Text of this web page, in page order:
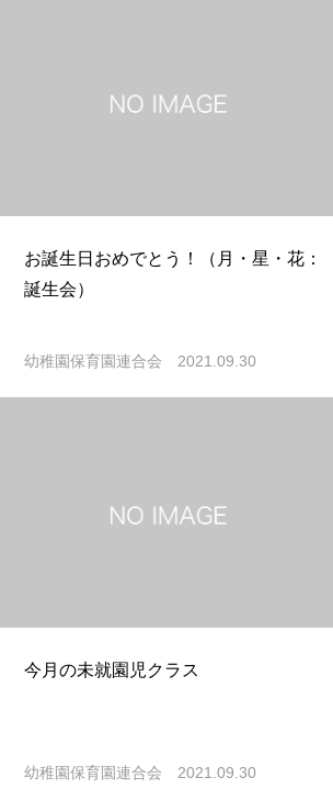
お誕生日おめでとう！（月・星・花：
誕生会）
幼稚園保育園連合会 2021.09.30
今月の未就園児クラス
幼稚園保育園連合会 2021.09.30